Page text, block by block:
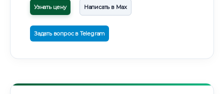
Узнать цену Написать в Max
Задать вопрос в Telegram